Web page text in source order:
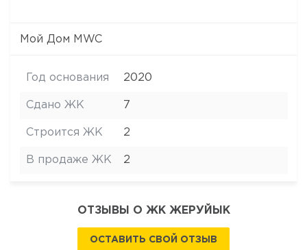
Мой Дом MWC
Год основания 2020
Сдано ЖК 7
Строится ЖК 2
В продаже ЖК 2
ОТЗЫВЫ О ЖК ЖЕРУЙЫК
ОСТАВИТЬ СВОЙ ОТЗЫВ